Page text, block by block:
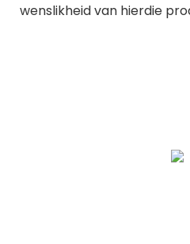
wenslikheid van hierdie